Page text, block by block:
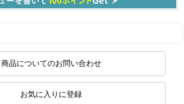
商品についてのお問い合わせ
お気に入りに登録